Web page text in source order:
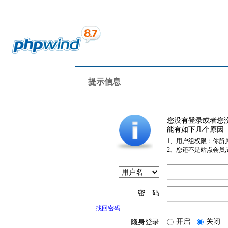
提示信息
您没有登录或者您
能有如下几个原因
1、用户组权限：你所
2、您还不是站点会员
密 码
找回密码
隐身登录 开启 关闭